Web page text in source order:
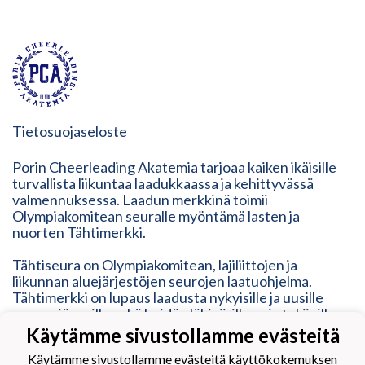
Tietosuojaseloste
Porin Cheerleading Akatemia tarjoaa kaiken ikäisille
turvallista liikuntaa laadukkaassa ja kehittyvässä
valmennuksessa. Laadun merkkinä toimii
Olympiakomitean seuralle myöntämä lasten ja
nuorten Tähtimerkki.
Tähtiseura on Olympiakomitean, lajiliittojen ja
liikunnan aluejärjestöjen seurojen laatuohjelma.
Tähtimerkki on lupaus laadusta nykyisille ja uusille
seuran jäsenille sekä heidän lähipiirilleen ja tukijoille.
Tähtimerkki on osoitus modernista, ketterästä,
vastuullisesta ja inhimillisestä toimintatavasta. Se
Käytämme sivustollamme evästeitä
Käytämme sivustollamme evästeitä käyttökokemuksen